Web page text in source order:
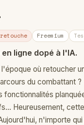
Freemium
ligne dopé à l'IA.
où retoucher
du combattant ?
fonctionnalités
Heureusement,
n'importe